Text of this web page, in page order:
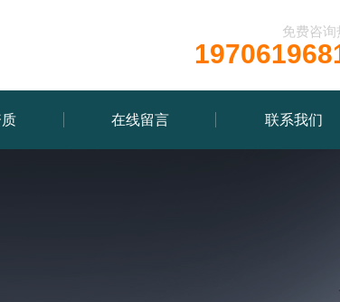
免费咨询
在线留言 联系我们